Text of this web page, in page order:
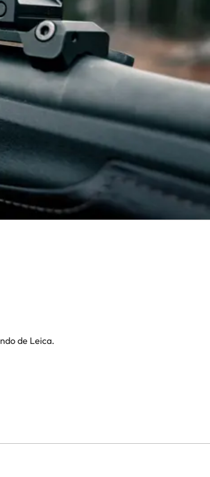
de Leica.